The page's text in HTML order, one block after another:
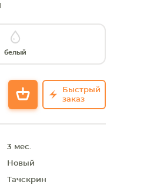
белый
Быстрый
заказ
3 мес.
Новый
Тачскрин